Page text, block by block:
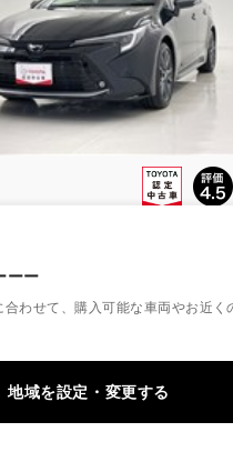
ーー
合わせて、購入可能な車両やお近く
のお店で。豊富な在庫から選べます
円 諸費用 10.2万円
て8月登録の場合 ※ 消費税10％込み